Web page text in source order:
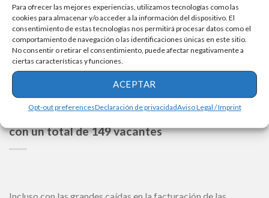
Para ofrecer las mejores experiencias, utilizamos tecnologías como las
cookies para almacenar y/o acceder a la información del dispositivo. El
consentimiento de estas tecnologías nos permitirá procesar datos como el
comportamiento de navegación o las identificaciones únicas en este sitio.
No consentir o retirar el consentimiento, puede afectar negativamente a
ciertas características y funciones.
ACEPTAR
Opt-out preferencesDeclaración de privacidadAviso Legal / Imprint
MediaMarkt anuncia 147 vacantes para […]
SIGUE LEYENDO
con un total de 149 vacantes